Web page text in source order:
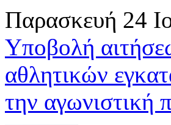
Παρασκευή 24
Υποβολή
αθλητικών
την αγωνιστική